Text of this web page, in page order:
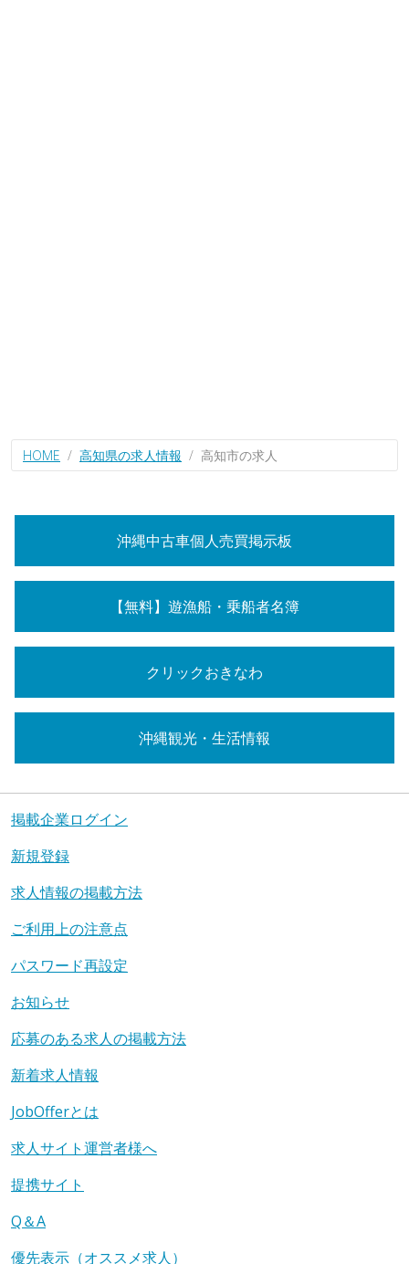
HOME 高知県の求人情報 高知市の求人
沖縄中古車個人売買掲示板
【無料】遊漁船・乗船者名簿
クリックおきなわ
沖縄観光・生活情報
掲載企業ログイン
新規登録
求人情報の掲載方法
ご利用上の注意点
パスワード再設定
お知らせ
応募のある求人の掲載方法
新着求人情報
JobOfferとは
求人サイト運営者様へ
提携サイト
Q＆A
優先表示（オススメ求人）